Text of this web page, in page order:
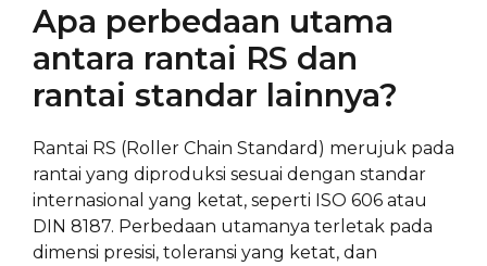
Apa perbedaan utama
antara rantai RS dan
rantai standar lainnya?
Rantai RS (Roller Chain Standard) merujuk pada
rantai yang diproduksi sesuai dengan standar
internasional yang ketat, seperti ISO 606 atau
DIN 8187. Perbedaan utamanya terletak pada
dimensi presisi, toleransi yang ketat, dan